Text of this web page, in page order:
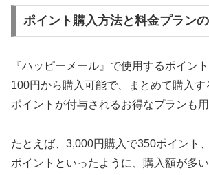
ポイント購入方法と料金プラン
『ハッピーメール』で使用するポイン
100円から購入可能で、まとめて購入す
ポイントが付与されるお得なプランも用
たとえば、3,000円購入で350ポイント
ポイントといったように、購入額が多